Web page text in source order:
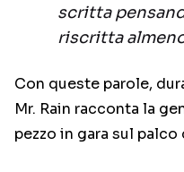
scritta
riscritta
Con queste parole,
Mr. Rain racconta la
pezzo in gara sul